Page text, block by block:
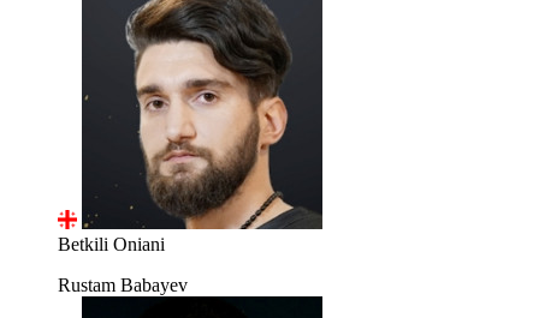
Betkili Oniani
Rustam Babayev